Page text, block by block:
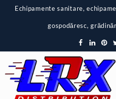
Echipamente sanitare,
gospodăresc,